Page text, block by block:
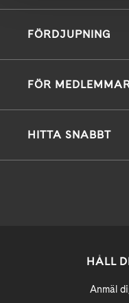
FÖRDJUPNING
FÖR
HITTA SNABBT
HÅLL
Anmäl